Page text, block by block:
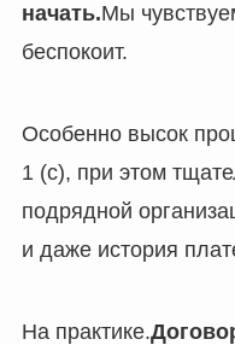
начать.Мы
беспокоит.
Особенно высок
1 (c), при этом
подрядной
и даже история
На практике.